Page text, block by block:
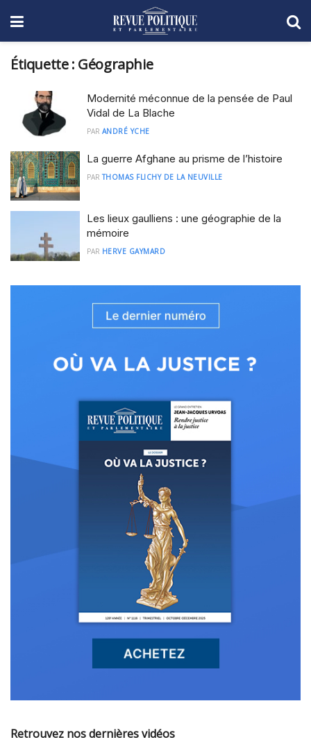
Étiquette : Géographie
Modernité méconnue de la pensée de Paul
Vidal de La Blache
PAR ANDRÉ YCHE
La guerre Afghane au prisme de l’histoire
PAR THOMAS FLICHY DE LA NEUVILLE
Les lieux gaulliens : une géographie de la
mémoire
PAR HERVE GAYMARD
Retrouvez nos dernières vidéos